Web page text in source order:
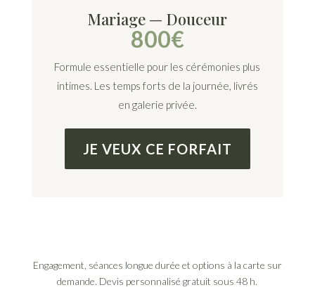
Mariage — Douceur
800€
Formule essentielle pour les cérémonies plus
intimes. Les temps forts de la journée, livrés
en galerie privée.
JE VEUX CE FORFAIT
Engagement, séances longue durée et options à la carte sur
demande. Devis personnalisé gratuit sous 48 h.